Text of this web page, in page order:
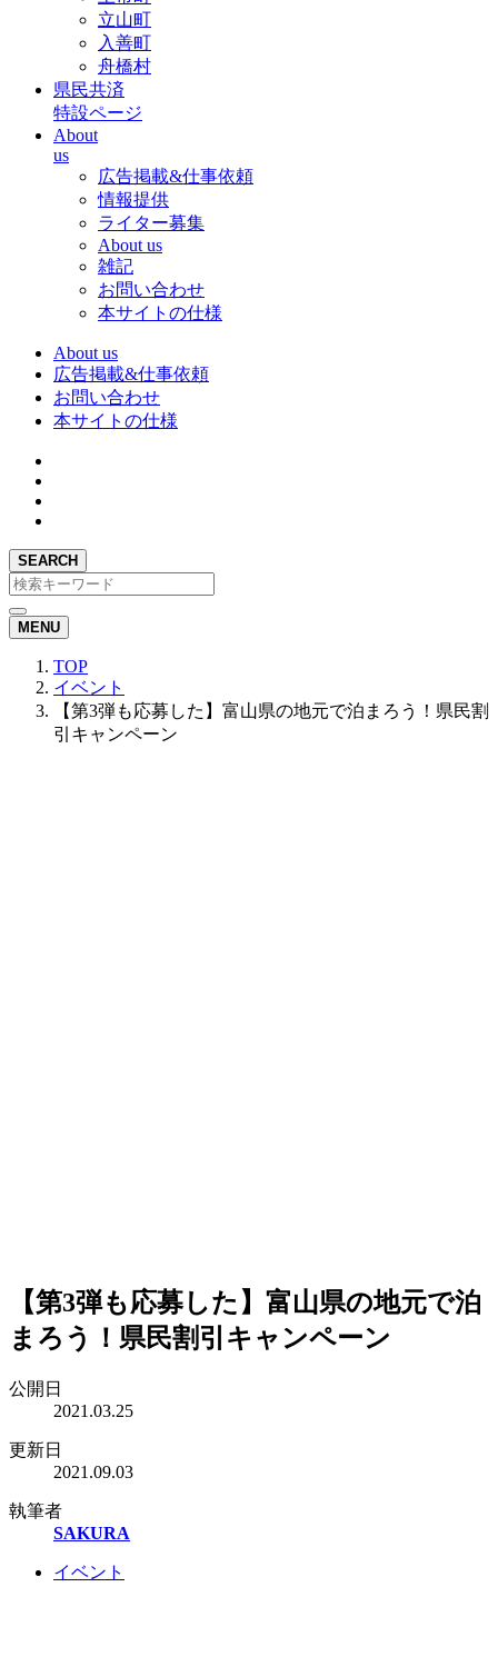
立山町
入善町
舟橋村
県民共済
特設ページ
About
us
広告掲載&仕事依頼
情報提供
ライター募集
About us
雑記
お問い合わせ
本サイトの仕様
About us
広告掲載&仕事依頼
お問い合わせ
本サイトの仕様
SEARCH
MENU
TOP
イベント
【第3弾も応募した】富山県の地元で泊まろう！県民割
引キャンペーン
【第3弾も応募した】富山県の地元で泊
まろう！県民割引キャンペーン
公開日
2021.03.25
更新日
2021.09.03
執筆者
SAKURA
イベント